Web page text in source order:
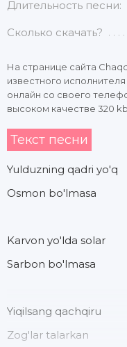
Длительность песни:
Сколько скачать?
На странице сайта
известного исполнителя
онлайн со своего
высоком качестве 320
Текст песни
Yulduzning qadri yo'q
Osmon bo'lmasa
Karvon yo'lda solar
Sarbon bo'lmasa
Yiqilsang qachqiru
Zog'lar talarkan